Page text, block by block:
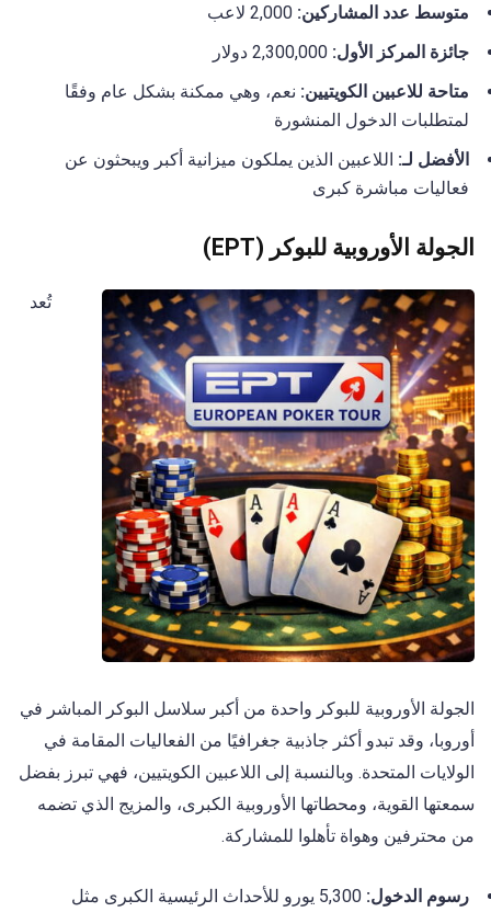
متوسط عدد المشاركين:
جائزة المركز الأول:
متاحة للاعبين الكويتيين: نعم، وهي ممكنة بشكل عام وفقًا
لمتطلبات الدخول المنشورة
الأفضل لـ: اللاعبين الذين يملكون ميزانية أكبر ويبحثون عن
فعاليات مباشرة كبرى
الجولة الأوروبية للبوكر (EPT)
تُعد
الجولة الأوروبية للبوكر واحدة من أكبر سلاسل البوكر المباشر في
أوروبا، وقد تبدو أكثر جاذبية جغرافيًا من الفعاليات المقامة في
الولايات المتحدة. وبالنسبة إلى اللاعبين الكويتيين، فهي تبرز بفضل
سمعتها القوية، ومحطاتها الأوروبية الكبرى، والمزيج الذي تضمه
من محترفين وهواة تأهلوا للمشاركة.
رسوم الدخول: 5,300 يورو للأحداث الرئيسية الكبرى مثل